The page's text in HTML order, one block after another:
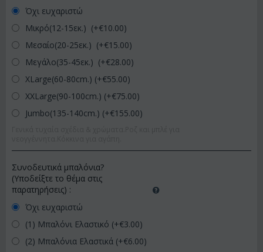
Όχι ευχαριστώ
Μικρό(12-15εκ.) (+€10.00)
Μεσαίο(20-25εκ.) (+€15.00)
Μεγάλο(35-45εκ.) (+€28.00)
XLarge(60-80cm.) (+€55.00)
XXLarge(90-100cm.) (+€75.00)
Jumbo(135-140cm.) (+€155.00)
Συνοδευτικά μπαλόνια?
(Υποδείξτε το θέμα στις
παρατηρήσεις) :
Όχι ευχαριστώ
(1) Μπαλόνι Ελαστικό (+€3.00)
(2) Μπαλόνια Ελαστικά (+€6.00)